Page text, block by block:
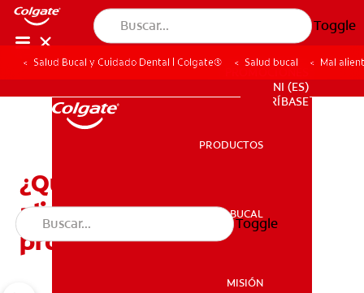
Toggle
SALUD BUCAL
NI (ES)
SUSCRÍBASE
PRODUCTOS
SALUD BUCAL
MISIÓN
Toggle
Salud Bucal y Cuidado Dental | Colgate® Salud bucal Mal
¿Qué es la halitosis? ¿Mal
aliento ocasional o
problema crónico?